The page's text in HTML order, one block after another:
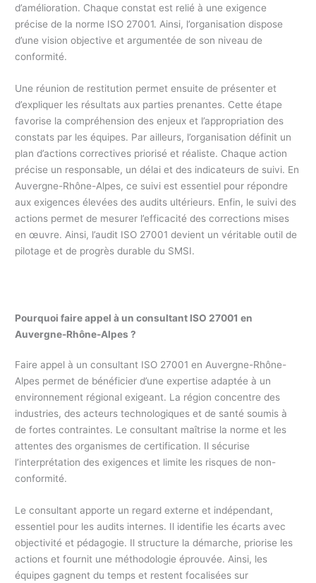
d’amélioration. Chaque constat est relié à une exigence
précise de la norme ISO 27001. Ainsi, l’organisation dispose
d’une vision objective et argumentée de son niveau de
conformité.
Une réunion de restitution permet ensuite de présenter et
d’expliquer les résultats aux parties prenantes. Cette étape
favorise la compréhension des enjeux et l’appropriation des
constats par les équipes. Par ailleurs, l’organisation définit un
plan d’actions correctives priorisé et réaliste. Chaque action
précise un responsable, un délai et des indicateurs de suivi. En
Auvergne-Rhône-Alpes, ce suivi est essentiel pour répondre
aux exigences élevées des audits ultérieurs. Enfin, le suivi des
actions permet de mesurer l’efficacité des corrections mises
en œuvre. Ainsi, l’audit ISO 27001 devient un véritable outil de
pilotage et de progrès durable du SMSI.
Pourquoi faire appel à un consultant ISO 27001 en
Auvergne-Rhône-Alpes ?
Faire appel à un consultant ISO 27001 en Auvergne-Rhône-
Alpes permet de bénéficier d’une expertise adaptée à un
environnement régional exigeant. La région concentre des
industries, des acteurs technologiques et de santé soumis à
de fortes contraintes. Le consultant maîtrise la norme et les
attentes des organismes de certification. Il sécurise
l’interprétation des exigences et limite les risques de non-
conformité.
Le consultant apporte un regard externe et indépendant,
essentiel pour les audits internes. Il identifie les écarts avec
objectivité et pédagogie. Il structure la démarche, priorise les
actions et fournit une méthodologie éprouvée. Ainsi, les
équipes gagnent du temps et restent focalisées sur